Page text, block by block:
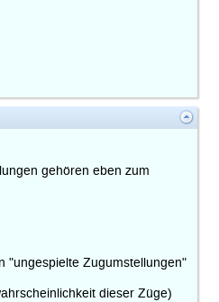
gehören eben zum
"ungespielte Zugumstellungen"
dieser Züge)